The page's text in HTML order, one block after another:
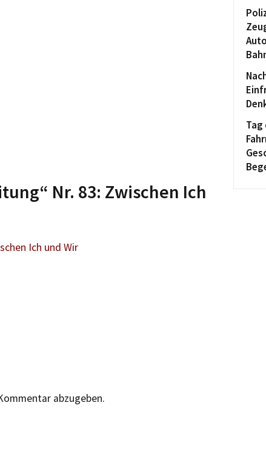
Nr. 83: Zwischen Ich
Ich und Wir
abzugeben.
Tag